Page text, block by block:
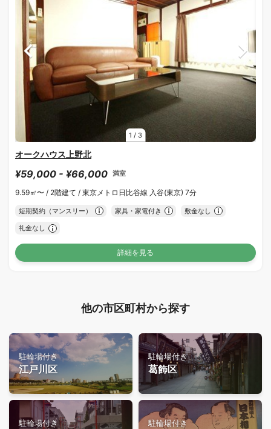
1 / 3
オークハウス上野北
¥59,000 - ¥66,000 満室
9.59㎡〜 / 2階建て / 東京メトロ日比谷線 入谷(東京) 7分
短期契約（マンスリー） 家具・家電付き 敷金なし
礼金なし
詳細を見る
他の市区町村から探す
駐輪場付き
江戸川区
駐輪場付き
葛飾区
駐輪場付き 駐輪場付き